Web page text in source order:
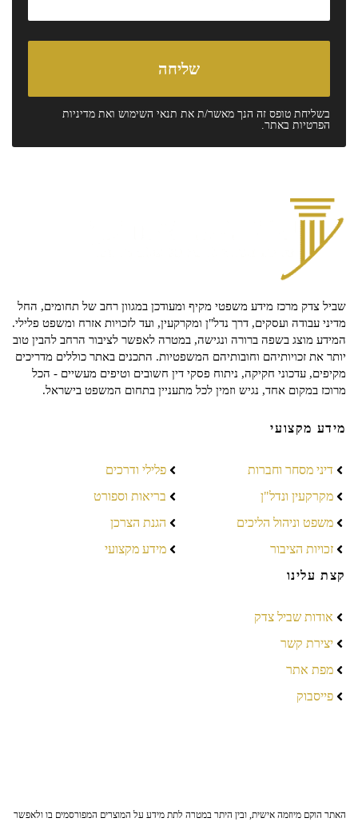
בשליחת טופס זה הנך מאשר/ת את תנאי השימוש ואת מדיניות
הפרטיות באתר.
שביל צדק מרכז מידע משפטי מקיף ומעודכן במגוון רחב של תחומים, החל
מדיני עבודה ועסקים, דרך נדל"ן ומקרקעין, ועד לזכויות אזרח ומשפט פלילי.
המידע מוצג בשפה ברורה ונגישה, במטרה לאפשר לציבור הרחב להבין טוב
יותר את זכויותיהם וחובותיהם המשפטיות. התכנים באתר כוללים מדריכים
מקיפים, עדכוני חקיקה, ניתוח פסקי דין חשובים וטיפים מעשיים - הכל
מרוכז במקום אחד, נגיש וזמין לכל מתעניין בתחום המשפט בישראל.
מידע מקצועי
דיני מסחר וחברות
מקרקעין ונדל"ן
משפט וניהול הליכים
זכויות הציבור
פלילי ודרכים
בריאות וספורט
הגנת הצרכן
מידע מקצועי
קצת עלינו
אודות שביל צדק
יצירת קשר
מפת אתר
פייסבוק
האתר הוקם מיוזמה אישית, ובין היתר במטרה לתת מידע על המוצרים המפורסמים בו ולאפשר